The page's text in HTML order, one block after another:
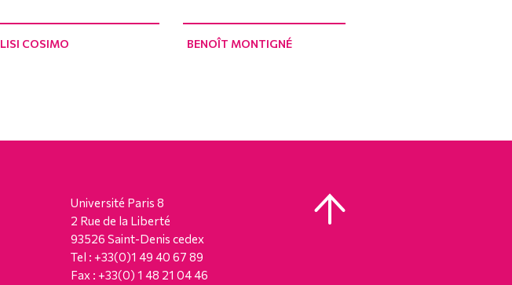
LISI COSIMO BENOÎT MONTIGNÉ
Université Paris 8
2 Rue de la Liberté
93526 Saint-Denis cedex
Tel : +33(0)1 49 40 67 89
Fax : +33(0) 1 48 21 04 46